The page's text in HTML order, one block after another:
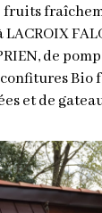
fruits
LACROIX
de
confitures Bio
et de